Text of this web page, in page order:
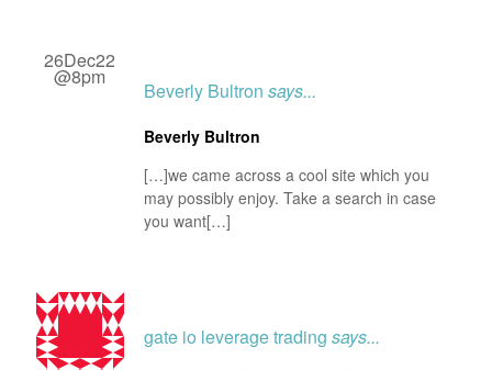
26Dec22
@8pm
Beverly Bultron says...
Beverly Bultron
[…]we came across a cool site which you
may possibly enjoy. Take a search in case
you want[…]
gate io leverage trading says...